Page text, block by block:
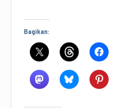
Bagikan: